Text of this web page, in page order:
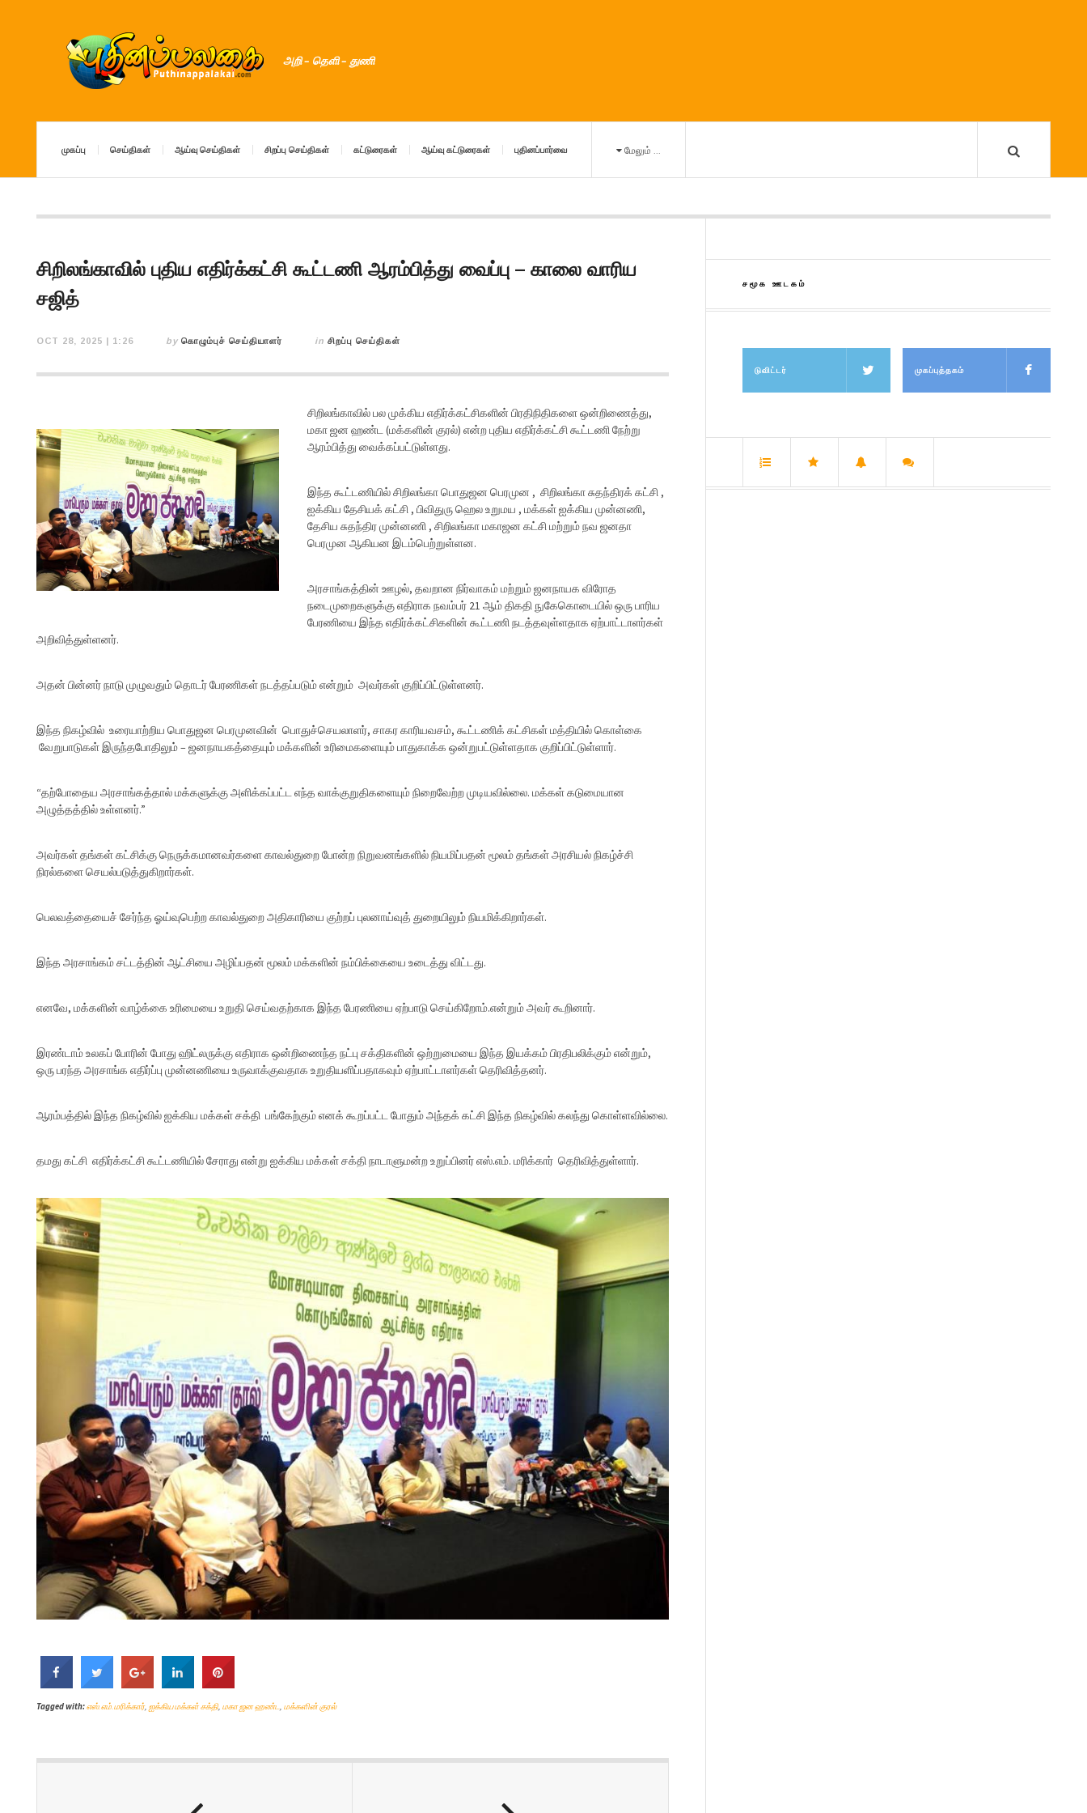
அறி – தெளி – துணி
முகப்பு செய்திகள் ஆய்வு செய்திகள் சிறப்பு செய்திகள் கட்டுரைகள் ஆய்வு கட்டுரைகள் புதினப்பார்வை மேலும் ...
சிறிலங்காவில் புதிய எதிர்க்கட்சி கூட்டணி ஆரம்பித்து வைப்பு – காலை வாரிய
சஜித்
OCT 28, 2025 | 1:26 by கொழும்புச் செய்தியாளர் in சிறப்பு செய்திகள்
சிறிலங்காவில் பல முக்கிய எதிர்க்கட்சிகளின் பிரதிநிதிகளை ஒன்றிணைத்து,
மகா ஜன ஹண்ட (மக்களின் குரல்) என்ற புதிய எதிர்க்கட்சி கூட்டணி நேற்று
ஆரம்பித்து வைக்கப்பட்டுள்ளது.
இந்த கூட்டணியில் சிறிலங்கா பொதுஜன பெரமுன , சிறிலங்கா சுதந்திரக் கட்சி ,
ஐக்கிய தேசியக் கட்சி , பிவிதுரு ஹெல உறுமய , மக்கள் ஐக்கிய முன்னணி,
தேசிய சுதந்திர முன்னணி , சிறிலங்கா மகாஜன கட்சி மற்றும் நவ ஜனதா
பெரமுன ஆகியன இடம்பெற்றுள்ளன.
அரசாங்கத்தின் ஊழல், தவறான நிர்வாகம் மற்றும் ஜனநாயக விரோத
நடைமுறைகளுக்கு எதிராக நவம்பர் 21 ஆம் திகதி நுகேகொடையில் ஒரு பாரிய
பேரணியை இந்த எதிர்க்கட்சிகளின் கூட்டணி நடத்தவுள்ளதாக ஏற்பாட்டாளர்கள்
அறிவித்துள்ளனர்.
அதன் பின்னர் நாடு முழுவதும் தொடர் பேரணிகள் நடத்தப்படும் என்றும் அவர்கள் குறிப்பிட்டுள்ளனர்.
இந்த நிகழ்வில் உரையாற்றிய பொதுஜன பெரமுனவின் பொதுச்செயலாளர், சாகர காரியவசம், கூட்டணிக் கட்சிகள் மத்தியில் கொள்கை
வேறுபாடுகள் இருந்தபோதிலும் – ஜனநாயகத்தையும் மக்களின் உரிமைகளையும் பாதுகாக்க ஒன்றுபட்டுள்ளதாக குறிப்பிட்டுள்ளார்.
“தற்போதைய அரசாங்கத்தால் மக்களுக்கு அளிக்கப்பட்ட எந்த வாக்குறுதிகளையும் நிறைவேற்ற முடியவில்லை. மக்கள் கடுமையான
அழுத்தத்தில் உள்ளனர்.”
அவர்கள் தங்கள் கட்சிக்கு நெருக்கமானவர்களை காவல்துறை போன்ற நிறுவனங்களில் நியமிப்பதன் மூலம் தங்கள் அரசியல் நிகழ்ச்சி
நிரல்களை செயல்படுத்துகிறார்கள்.
பெலவத்தையைச் சேர்ந்த ஓய்வுபெற்ற காவல்துறை அதிகாரியை குற்றப் புலனாய்வுத் துறையிலும் நியமிக்கிறார்கள்.
இந்த அரசாங்கம் சட்டத்தின் ஆட்சியை அழிப்பதன் மூலம் மக்களின் நம்பிக்கையை உடைத்து விட்டது.
எனவே, மக்களின் வாழ்க்கை உரிமையை உறுதி செய்வதற்காக இந்த பேரணியை ஏற்பாடு செய்கிறோம்.என்றும் அவர் கூறினார்.
இரண்டாம் உலகப் போரின் போது ஹிட்லருக்கு எதிராக ஒன்றிணைந்த நட்பு சக்திகளின் ஒற்றுமையை இந்த இயக்கம் பிரதிபலிக்கும் என்றும்,
ஒரு பரந்த அரசாங்க எதிர்ப்பு முன்னணியை உருவாக்குவதாக உறுதியளிப்பதாகவும் ஏற்பாட்டாளர்கள் தெரிவித்தனர்.
ஆரம்பத்தில் இந்த நிகழ்வில் ஐக்கிய மக்கள் சக்தி பங்கேற்கும் எனக் கூறப்பட்ட போதும் அந்தக் கட்சி இந்த நிகழ்வில் கலந்து கொள்ளவில்லை.
தமது கட்சி எதிர்க்கட்சி கூட்டணியில் சேராது என்று ஐக்கிய மக்கள் சக்தி நாடாளுமன்ற உறுப்பினர் எஸ்.எம். மரிக்கார் தெரிவித்துள்ளார்.
Tagged with:எஸ்.எம்.மரிக்கார், ஐக்கிய மக்கள் சக்தி, மகா ஜன ஹண்ட, மக்களின் குரல்
சமூக ஊடகம்
டுவிட்டர் முகப்புத்தகம்